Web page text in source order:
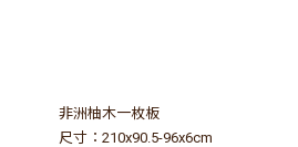
非洲柚木一枚板
尺寸：210x90.5-96x6cm